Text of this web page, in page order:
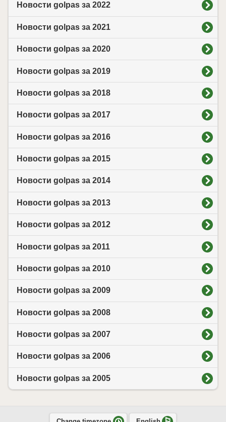
Новости golpas за 2022
Новости golpas за 2021
Новости golpas за 2020
Новости golpas за 2019
Новости golpas за 2018
Новости golpas за 2017
Новости golpas за 2016
Новости golpas за 2015
Новости golpas за 2014
Новости golpas за 2013
Новости golpas за 2012
Новости golpas за 2011
Новости golpas за 2010
Новости golpas за 2009
Новости golpas за 2008
Новости golpas за 2007
Новости golpas за 2006
Новости golpas за 2005